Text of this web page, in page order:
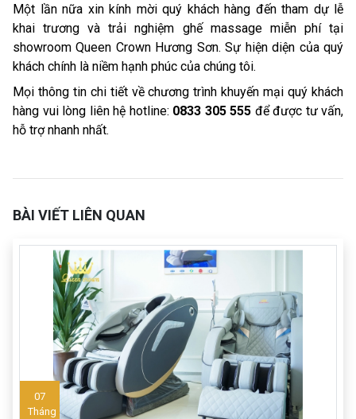
Một lần nữa xin kính mời quý khách hàng đến tham dự lễ
khai trương và trải nghiệm ghế massage miễn phí tại
showroom Queen Crown Hương Sơn. Sự hiện diện của quý
khách chính là niềm hạnh phúc của chúng tôi.
Mọi thông tin chi tiết về chương trình khuyến mại quý khách
hàng vui lòng liên hệ hotline: 0833 305 555 để được tư vấn,
hỗ trợ nhanh nhất.
BÀI VIẾT LIÊN QUAN
07
Tháng